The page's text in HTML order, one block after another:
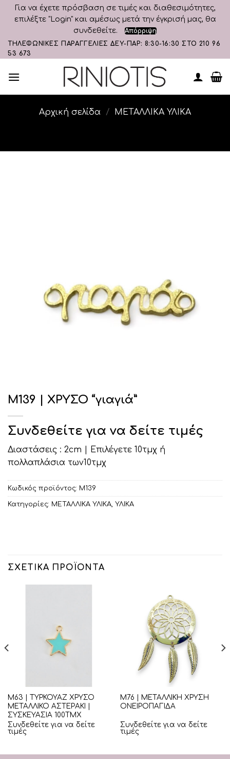
Για να έχετε πρόσβαση σε τιμές και διαθεσιμότητες,
επιλέξτε "Login" και αμέσως μετά την έγκρισή μας, θα
συνδεθείτε.
Απόρριψη
Skip
to
ΤΗΛΕΦΩΝΙΚΕΣ ΠΑΡΑΓΓΕΛΙΕΣ ΔΕΥ-ΠΑΡ: 8:30-16:30 ΣΤΟ 210 96
53 673
Αρχική σελίδα / ΜΕΤΑΛΛΙΚΑ ΥΛΙΚΑ
Μ139 | ΧΡΥΣΟ “γιαγιά”
Συνδεθείτε για να δείτε τιμές
Διαστάσεις : 2cm | Επιλέγετε 10τμχ ή
πολλαπλάσια των10τμχ
Κωδικός προϊόντος: Μ139
Κατηγορίες: ΜΕΤΑΛΛΙΚΑ ΥΛΙΚΑ, ΥΛΙΚΑ
ΣΧΕΤΙΚΆ ΠΡΟΪΌΝΤΑ
Μ63 | ΤΥΡΚΟΥΑΖ ΧΡΥΣΟ
ΜΕΤΑΛΛΙΚΟ ΑΣΤΕΡΑΚΙ |
ΣΥΣΚΕΥΑΣΙΑ 100ΤΜΧ
Συνδεθείτε για να δείτε
τιμές
Μ76 | ΜΕΤΑΛΛΙΚΗ ΧΡΥΣΗ
ΟΝΕΙΡΟΠΑΓΙΔΑ
Συνδεθείτε για να δείτε
τιμές